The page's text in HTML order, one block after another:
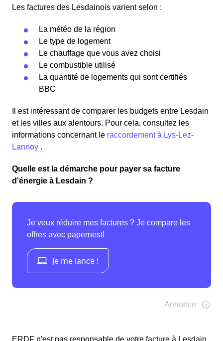
Les factures des Lesdainois varient selon :
La météo de la région
Le type de logement
Le chauffage que vous avez choisi
Le combustible utilisé
La quantité de logements qui sont certifiés
BBC
Il est intéressant de comparer les budgets entre Lesdain
et les villes aux alentours. Pour cela, consultez les
informations concernant le raccordement à Lys-Lez-
Lannoy .
Quelle est la démarche pour payer sa facture
d'énergie à Lesdain ?